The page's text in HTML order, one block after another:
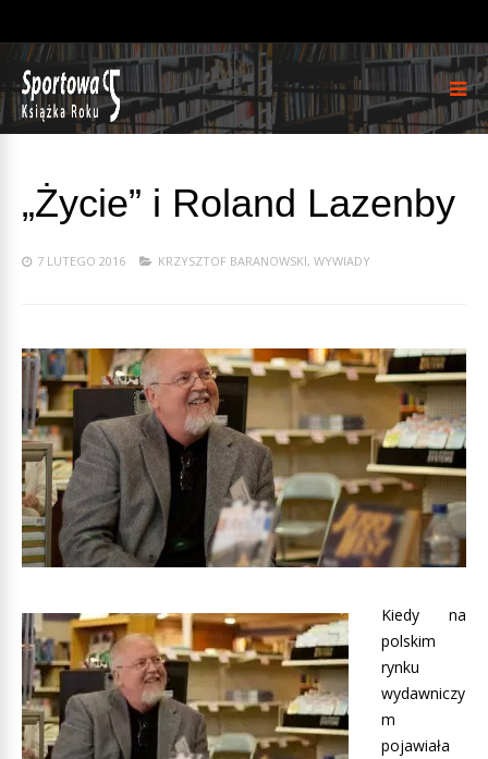
„Życie” i Roland Lazenby
7 LUTEGO 2016 KRZYSZTOF BARANOWSKI, WYWIADY
Kiedy na
polskim
rynku
wydawniczy
m
pojawiała